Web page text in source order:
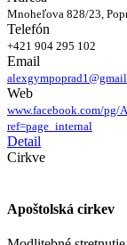
Mnoheľova 828/23,
Telefón
+421 904 295 102
Email
Web
www.facebook.com/
ref=page_internal
Detail
Cirkve
Apoštolská cirkev